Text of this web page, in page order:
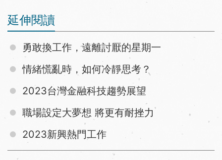
延伸閱讀
勇敢換工作，遠離討厭的星期一
情緒慌亂時，如何冷靜思考？
2023台灣金融科技趨勢展望
職場設定大夢想 將更有耐挫力
2023新興熱門工作